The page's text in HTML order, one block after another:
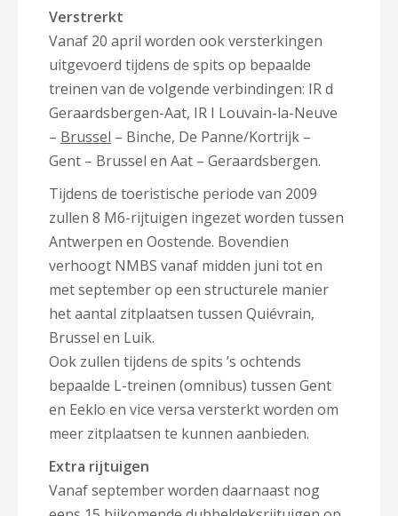
Verstrerkt
Vanaf 20 april worden ook versterkingen
uitgevoerd tijdens de spits op bepaalde
treinen van de volgende verbindingen: IR d
Geraardsbergen-Aat, IR I Louvain-la-Neuve
– Brussel – Binche, De Panne/Kortrijk –
Gent – Brussel en Aat – Geraardsbergen.
Tijdens de toeristische periode van 2009
zullen 8 M6-rijtuigen ingezet worden tussen
Antwerpen en Oostende. Bovendien
verhoogt NMBS vanaf midden juni tot en
met september op een structurele manier
het aantal zitplaatsen tussen Quiévrain,
Brussel en Luik.
Ook zullen tijdens de spits ’s ochtends
bepaalde L-treinen (omnibus) tussen Gent
en Eeklo en vice versa versterkt worden om
meer zitplaatsen te kunnen aanbieden.
Extra rijtuigen
Vanaf september worden daarnaast nog